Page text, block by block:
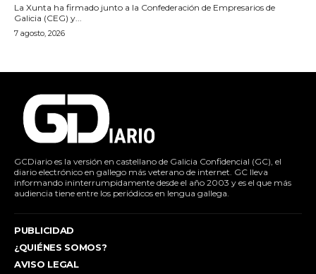
La Xunta ha firmado junto a la Confederación de Empresarios de
Galicia (CEG) y...
7 agosto, 2026
GCDiario es la versión en castellano de Galicia Confidencial (GC), el
diario electrónico en gallego más veterano de internet. GC lleva
informando ininterrumpidamente desde el año 2003 y es el que más
audiencia tiene entre los periódicos en lengua gallega.
PUBLICIDAD
¿QUIÉNES SOMOS?
AVISO LEGAL